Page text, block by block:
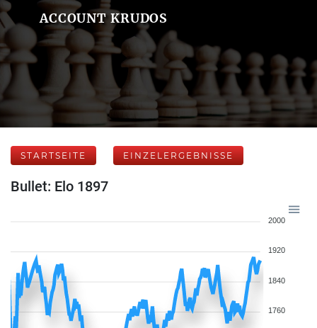
ACCOUNT KRUDOS
STARTSEITE EINZELERGEBNISSE
Bullet: Elo 1897
2000
1920
1840
1760